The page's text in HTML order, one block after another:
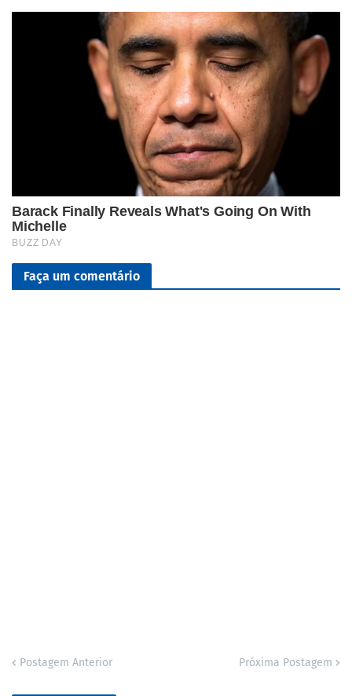
Faça um comentário
Postagem Anterior Próxima Postagem